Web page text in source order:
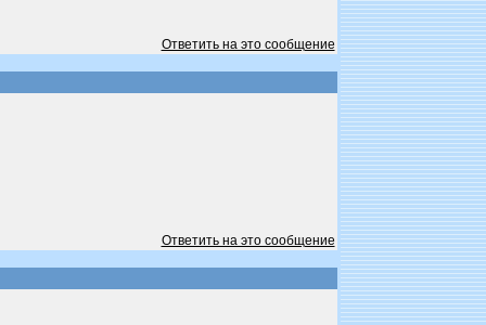
Ответить на это сообщение
Ответить на это сообщение